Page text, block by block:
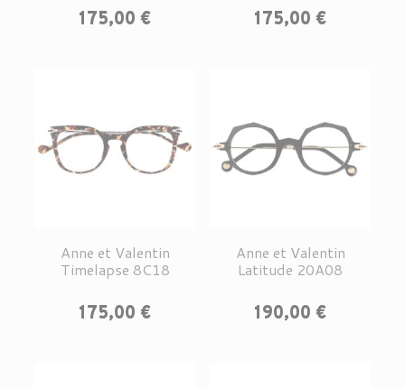
Prix
175,00 € Prix
175,00 €
Anne et Valentin
Timelapse 8C18
Prix
175,00 €
Anne et Valentin
Latitude 20A08
Prix
190,00 €